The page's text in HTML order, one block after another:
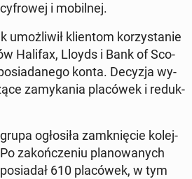
i mo­bil­nej.
umoż­li­wił klien­tom ko­rzy­sta­nie
Halifax, Lloyds i Bank of Sco­
konta. Decyzja wy­
za­my­ka­nia pla­có­wek i re­duk­
ogło­si­ła za­mknię­cie ko­lej­
za­koń­cze­niu pla­no­wa­nych
610 pla­có­wek, w tym